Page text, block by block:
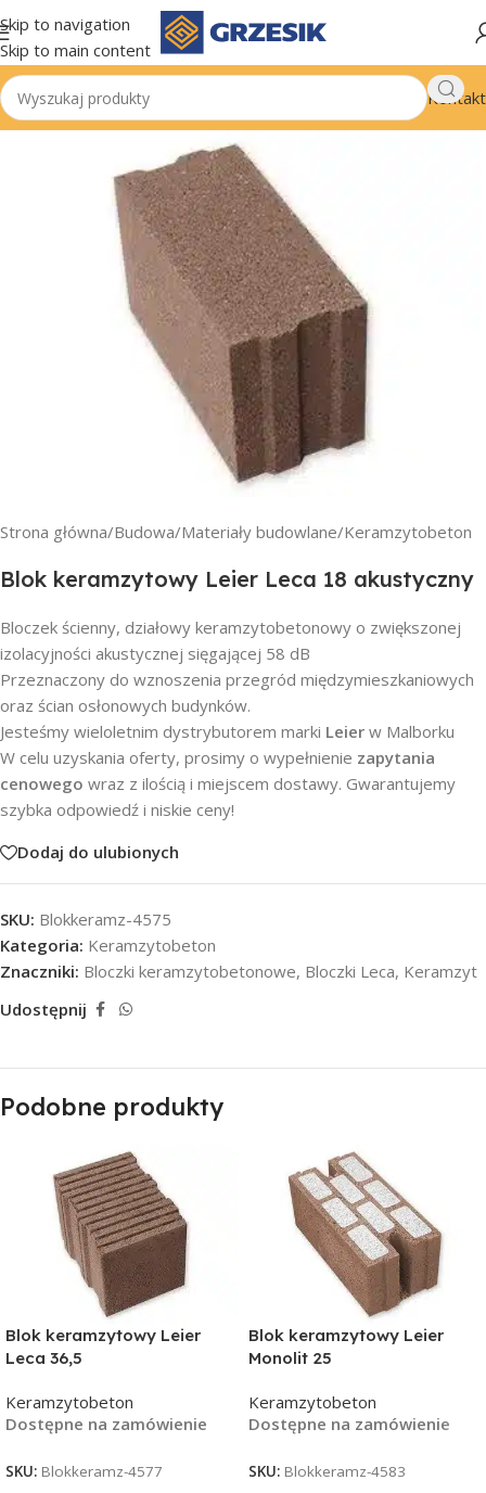
Skip to navigation
Skip to main content
Kontakt
Strona główna/Budowa/Materiały budowlane/Keramzytobeton
Blok keramzytowy Leier Leca 18 akustyczny
Bloczek ścienny, działowy keramzytobetonowy o zwiększonej
izolacyjności akustycznej sięgającej 58 dB
Przeznaczony do wznoszenia przegród międzymieszkaniowych
oraz ścian osłonowych budynków.
Jesteśmy wieloletnim dystrybutorem marki Leier w Malborku
W celu uzyskania oferty, prosimy o wypełnienie zapytania
cenowego wraz z ilością i miejscem dostawy. Gwarantujemy
szybka odpowiedź i niskie ceny!
Dodaj do ulubionych
SKU: Blokkeramz-4575
Kategoria: Keramzytobeton
Znaczniki: Bloczki keramzytobetonowe, Bloczki Leca, Keramzyt
Udostępnij
Podobne produkty
Blok keramzytowy Leier
Leca 36,5
Keramzytobeton
Dostępne na zamówienie
SKU: Blokkeramz-4577
Blok keramzytowy Leier
Monolit 25
Keramzytobeton
Dostępne na zamówienie
SKU: Blokkeramz-4583